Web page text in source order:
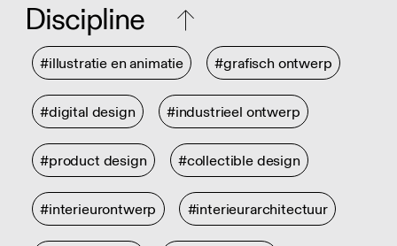
Discipline
#illustratie en animatie #grafisch ontwerp
#digital design #industrieel ontwerp
#product design #collectible design
#interieurontwerp #interieurarchitectuur